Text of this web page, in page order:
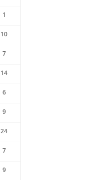
1
10
7
14
6
9
24
7
9